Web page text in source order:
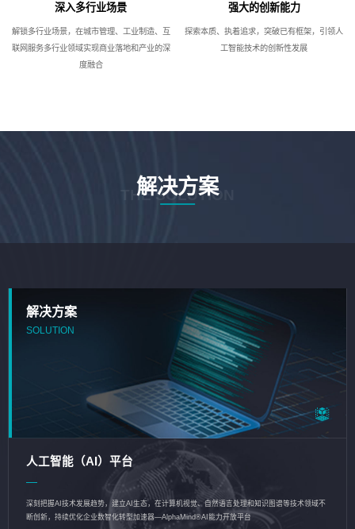
深入多行业场景
解锁多行业场景，在城市管理、工业制造、互
联网服务多行业领域实现商业落地和产业的深
度融合
强大的创新能力
探索本质、执着追求，突破已有框架，引领人
工智能技术的创新性发展
解决方案
THE SOLUTION
解决方案
SOLUTION
人工智能（AI）平台
深刻把握AI技术发展趋势，建立AI生态，在计算机视觉、自然语言处理和知识图谱等技术领域不
断创新，持续优化企业数智化转型加速器—AlphaMind®AI能力开放平台